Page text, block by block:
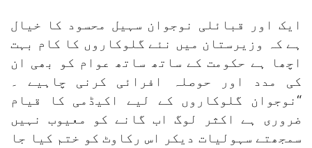
ایک اور قبائلی نوجوان سہیل محسود کا خیال
ہے کہ وزیرستان میں نئے گلوکاروں کا کام بہت
اچھا ہے حکومت کے ساتھ ساتھ عوام کو بھی ان
کی مدد اور حوصلہ افرائی کرنی چاہیے ۔
“نوجوان گلوکاروں کے لیے اکیڈمی کا قیام
ضروری ہے اکثر لوگ اب گانے کو معیوب نہیں
سمجھتے سہولیات دیکر اس رکاوٹ کو ختم کیا جا